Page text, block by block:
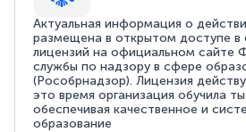
Актуальная информация о
размещена в открытом доступе в
лицензий на официальном сайте
службы по надзору в сфере
(Рособрнадзор). Лицензия
это время организация обучила
обеспечивая качественное и
образование